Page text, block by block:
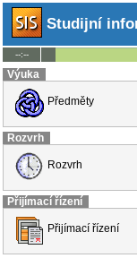
Studijní
--:--
Výuka
Předměty
Rozvrh
Rozvrh
Přijímací řízení
Přijímací řízení